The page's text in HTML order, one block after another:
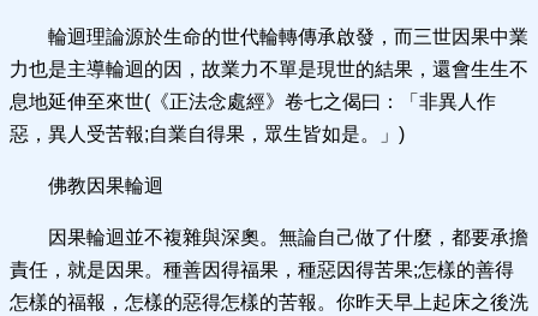
輪迴理論源於生命的世代輪轉傳承啟發，而三世因果中業
力也是主導輪迴的因，故業力不單是現世的結果，還會生生不
息地延伸至來世(《正法念處經》卷七之偈曰：「非異人作
惡，異人受苦報;自業自得果，眾生皆如是。」)
佛教因果輪迴
因果輪迴並不複雜與深奧。無論自己做了什麼，都要承擔
責任，就是因果。種善因得福果，種惡因得苦果;怎樣的善得
怎樣的福報，怎樣的惡得怎樣的苦報。你昨天早上起床之後洗